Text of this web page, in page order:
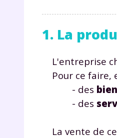
1. La
L'entreprise
Pour ce faire,
- des
- des
La vente de